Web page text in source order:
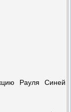
Рауля Синей